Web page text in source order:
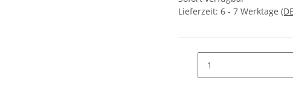
Lieferzeit: 6 - 7 Werktage